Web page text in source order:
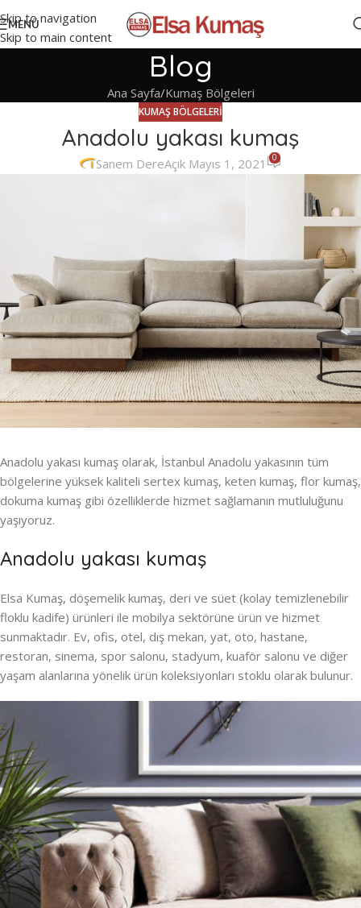
Skip to navigation
Skip to main content
MENÜ
Blog
Ana Sayfa Kumaş Bölgeleri
KUMAŞ BÖLGELERI
Anadolu yakası kumaş
Sanem DereAçık Mayıs 1, 2021 0
Anadolu yakası kumaş olarak, İstanbul Anadolu yakasının tüm
bölgelerine yüksek kaliteli sertex kumaş, keten kumaş, flor kumaş,
dokuma kumaş gibi özelliklerde hizmet sağlamanın mutluluğunu
yaşıyoruz.
Anadolu yakası kumaş
Elsa Kumaş, döşemelik kumaş, deri ve süet (kolay temizlenebilir
floklu kadife) ürünleri ile mobilya sektörüne ürün ve hizmet
sunmaktadır. Ev, ofis, otel, dış mekan, yat, oto, hastane,
restoran, sinema, spor salonu, stadyum, kuaför salonu ve diğer
yaşam alanlarına yönelik ürün koleksiyonları stoklu olarak bulunur.